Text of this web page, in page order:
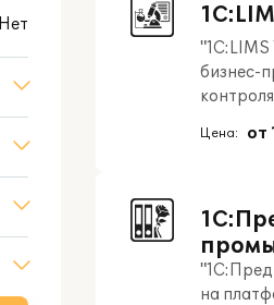
"1С:LIMS
бизнес-
Цена: от
на
Нет